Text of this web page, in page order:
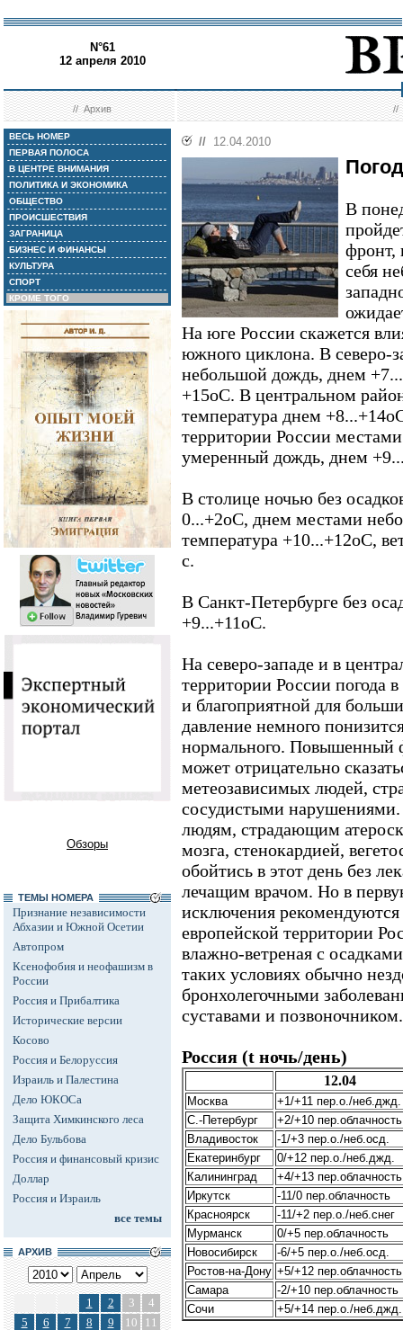
N°61
12 апреля 2010
//Архив //
ВЕСЬ НОМЕР
ПЕРВАЯ ПОЛОСА
В ЦЕНТРЕ ВНИМАНИЯ
ПОЛИТИКА И ЭКОНОМИКА
ОБЩЕСТВО
ПРОИСШЕСТВИЯ
ЗАГРАНИЦА
БИЗНЕС И ФИНАНСЫ
КУЛЬТУРА
СПОРТ
КРОМЕ ТОГО
Обзоры
ТЕМЫ НОМЕРА
Признание независимости
Абхазии и Южной Осетии
Автопром
Ксенофобия и неофашизм в
России
Россия и Прибалтика
Исторические версии
Косово
Россия и Белоруссия
Израиль и Палестина
Дело ЮКОСа
Защита Химкинского леса
Дело Бульбова
Россия и финансовый кризис
Доллар
Россия и Израиль
все темы
АРХИВ
1 2 3
4
5
6 7 8 9 10
11
// 12.04.2010
В
фронт,
себя
На юге России скажется
южного циклона. В северо-
небольшой дождь, днем
+15оС. В центральном
температура днем
территории России
умеренный дождь, днем
В столице ночью без
0...+2оС, днем местами
температура +10...+12оС,
с.
В Санкт-Петербурге без
+9...+11оС.
На северо-западе и в
территории России погода
и благоприятной для
давление немного
нормального. Повышенный
может отрицательно
метеозависимых людей,
сосудистыми
людям, страдающим
мозга, стенокардией,
обойтись в этот день без
лечащим врачом. Но в
исключения
европейской территории
влажно-ветреная с
таких условиях обычно
бронхолегочными
суставами и позвоночником.
Россия (t ночь/день)
12.04
Москва
+1/+11 пер.о./неб.джд.
С.-Петербург
+2/+10 пер.облачность
Владивосток
-1/+3 пер.о./неб.осд.
Екатеринбург
0/+12 пер.о./неб.джд.
Калининград
+4/+13 пер.облачность
Иркутск
-11/0 пер.облачность
Красноярск
-11/+2 пер.о./неб.снег
Мурманск
0/+5 пер.облачность
Новосибирск
-6/+5 пер.о./неб.осд.
Ростов-на-Дону +5/+12 пер.облачность
Самара
-2/+10 пер.облачность
Сочи
+5/+14 пер.о./неб.джд.